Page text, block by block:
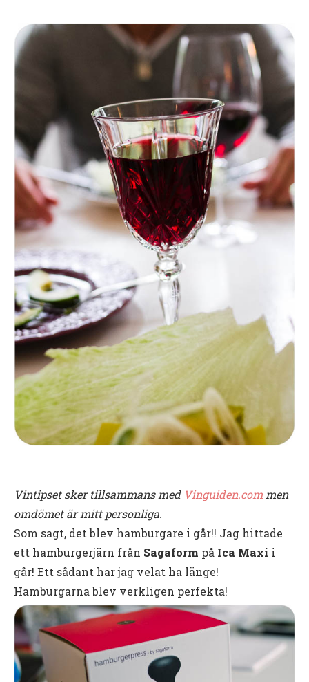
Vintipset sker tillsammans med Vinguiden.com men
omdömet är mitt personliga.
Som sagt, det blev hamburgare i går!! Jag hittade
ett hamburgerjärn från Sagaform på Ica Maxi i
går! Ett sådant har jag velat ha länge!
Hamburgarna blev verkligen perfekta!